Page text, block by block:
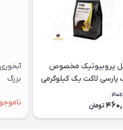
پروبیوتیک مخصوص
پارسی لاکت یک کیلوگرمی
تومان
بزرگ